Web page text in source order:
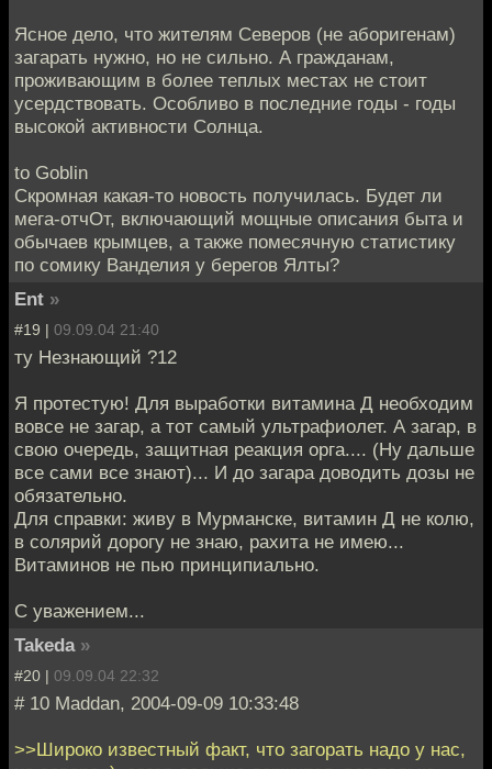
Ясное дело, что жителям Северов (не аборигенам)
загарать нужно, но не сильно. А гражданам,
проживающим в более теплых местах не стоит
усердствовать. Особливо в последние годы - годы
высокой активности Солнца.
to Goblin
Скромная какая-то новость получилась. Будет ли
мега-отчОт, включающий мощные описания быта и
обычаев крымцев, а также помесячную статистику
по сомику Ванделия у берегов Ялты?
Ent »
#19 | 09.09.04 21:40
ту Незнающий ?12
Я протестую! Для выработки витамина Д необходим
вовсе не загар, а тот самый ультрафиолет. А загар, в
свою очередь, защитная реакция орга.... (Ну дальше
все сами все знают)... И до загара доводить дозы не
обязательно.
Для справки: живу в Мурманске, витамин Д не колю,
в солярий дорогу не знаю, рахита не имею...
Витаминов не пью принципиально.
С уважением...
Takeda »
#20 | 09.09.04 22:32
# 10 Maddan, 2004-09-09 10:33:48
>>Широко известный факт, что загорать надо у нас,